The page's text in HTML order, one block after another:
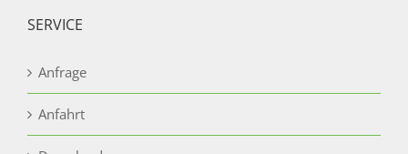
SERVICE
Anfrage
Anfahrt